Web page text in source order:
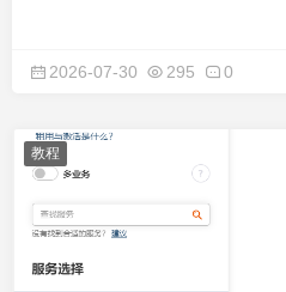
2026-07-30 295 0
教程